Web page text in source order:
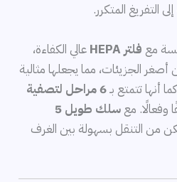
التفريغ المتكرر.
مع فلتر HEPA
عالي الكفاءة،
الجزيئات، مما يجعلها مثالية
أنها تتمتع بـ 6 مراحل لتصفية
وفعالًا. مع
سلك طويل 5
من التنقل بسهولة بين الغرف